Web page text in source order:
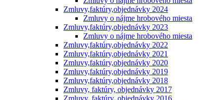
Zmluvy,faktúry,objednávky 2024
Zmluvy o nájme hrobového miesta
Zmluvy,faktúry,objednávky 2023
Zmluvy o nájme hrobového miesta
Zmluvy,faktúry,objednávky 2022
Zmluvy,faktúry,objednávky 2021
Zmluvy,faktúry,objednávky 2020
Zmluvy,faktúry,objednávky 2019
Zmluvy,faktúry,objednávky 2018
Zmluvy, faktúry, objednávky 2017
Zmluvy, faktúry, objednávky 2016